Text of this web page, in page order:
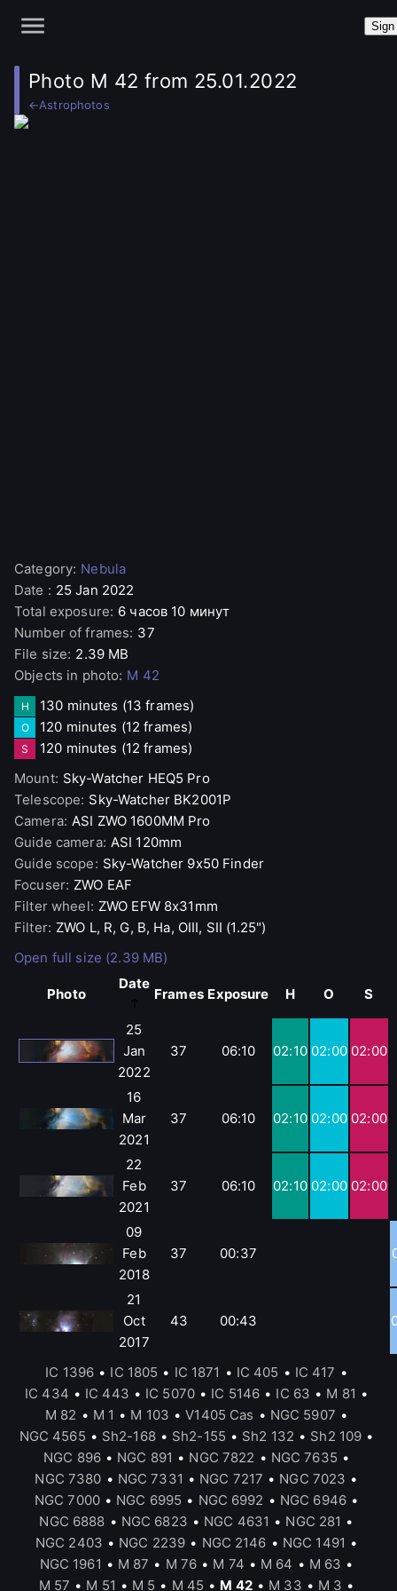
Sign
Photo M 42 from 25.01.2022
←Astrophotos
Category: Nebula
Date : 25 Jan 2022
Total exposure: 6 часов 10 минут
Number of frames: 37
File size: 2.39 MB
Objects in photo: M 42
H 130 minutes (13 frames)
O 120 minutes (12 frames)
S 120 minutes (12 frames)
Mount: Sky-Watcher HEQ5 Pro
Telescope: Sky-Watcher BK2001P
Camera: ASI ZWO 1600MM Pro
Guide camera: ASI 120mm
Guide scope: Sky-Watcher 9x50 Finder
Focuser: ZWO EAF
Filter wheel: ZWO EFW 8x31mm
Filter: ZWO L, R, G, B, Ha, OIII, SII (1.25")
Open full size (2.39 MB)
Photo
Date
Frames Exposure H O S
25
Jan
2022
37 06:10 02:10 02:00 02:00
16
Mar
2021
37 06:10 02:10 02:00 02:00
22
Feb
2021
37 06:10 02:10 02:00 02:00
09
Feb
2018
37 00:37
21
Oct
2017
43 00:43
IC 1396 • IC 1805 • IC 1871 • IC 405 • IC 417 •
IC 434 • IC 443 • IC 5070 • IC 5146 • IC 63 • M 81 •
M 82 • M 1 • M 103 • V1405 Cas • NGC 5907 •
NGC 4565 • Sh2-168 • Sh2-155 • Sh2 132 • Sh2 109 •
NGC 896 • NGC 891 • NGC 7822 • NGC 7635 •
NGC 7380 • NGC 7331 • NGC 7217 • NGC 7023 •
NGC 7000 • NGC 6995 • NGC 6992 • NGC 6946 •
NGC 6888 • NGC 6823 • NGC 4631 • NGC 281 •
NGC 2403 • NGC 2239 • NGC 2146 • NGC 1491 •
NGC 1961 • M 87 • M 76 • M 74 • M 64 • M 63 •
M 57 • M 51 • M 5 • M 45 • M 42 • M 33 • M 3 •